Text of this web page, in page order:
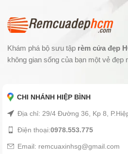
Khám phá bộ sưu tập rèm cửa đẹp
không gian sống của bạn một vẻ đẹp
CHI NHÁNH HIỆP BÌNH
Địa chỉ: 29/4 Đường 36, Kp 8,
Điện thoại:0978.553.775
Email: remcuaxinhsg@gmail.com